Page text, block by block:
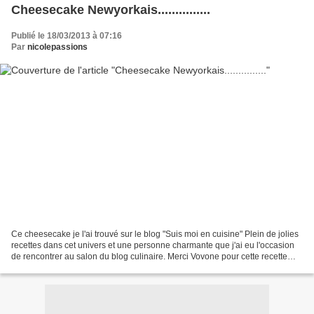
Cheesecake Newyorkais...............
Publié le 18/03/2013 à 07:16
Par nicolepassions
Ce cheesecake je l'ai trouvé sur le blog "Suis moi en cuisine" Plein de jolies
recettes dans cet univers et une personne charmante que j'ai eu l'occasion
de rencontrer au salon du blog culinaire. Merci Vovone pour cette recette